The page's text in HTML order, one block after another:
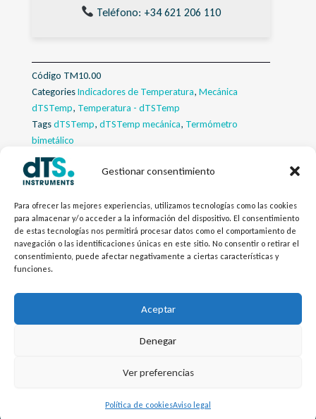
Gestionar consentimiento
Para ofrecer las mejores experiencias, utilizamos tecnologías como las cookies
para almacenar y/o acceder a la información del dispositivo. El consentimiento
de estas tecnologías nos permitirá procesar datos como el comportamiento de
navegación o las identificaciones únicas en este sitio. No consentir o retirar el
consentimiento, puede afectar negativamente a ciertas características y
funciones.
Aceptar
Denegar
Ver preferencias
Política de cookiesAviso legal
Descargas
Productos Relacionados
Teléfono: +34 621 206 110
Código TM10.00
CategoriesIndicadores de Temperatura, Mecánica
dTSTemp, Temperatura - dTSTemp
TagsdTSTemp, dTSTemp mecánica, Termómetro
bimetálico
L
i
n
u